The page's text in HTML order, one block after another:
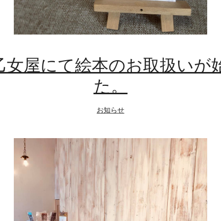
女屋にて絵本のお取扱いが
た。
お知らせ